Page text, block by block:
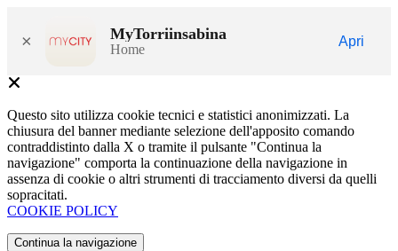
× MyTorriinsabina
Home
Apri
Questo sito utilizza cookie tecnici e statistici anonimizzati. La
chiusura del banner mediante selezione dell'apposito comando
contraddistinto dalla X o tramite il pulsante "Continua la
navigazione" comporta la continuazione della navigazione in
assenza di cookie o altri strumenti di tracciamento diversi da quelli
sopracitati.
COOKIE POLICY
Continua la navigazione